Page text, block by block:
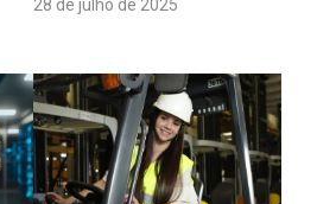
28 de julho de 2025